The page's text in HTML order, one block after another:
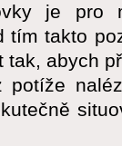
je pro
tím takto
tak, abych